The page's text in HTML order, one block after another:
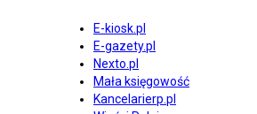
E-kiosk.pl
E-gazety.pl
Nexto.pl
Mała księgowość
Kancelarierp.pl